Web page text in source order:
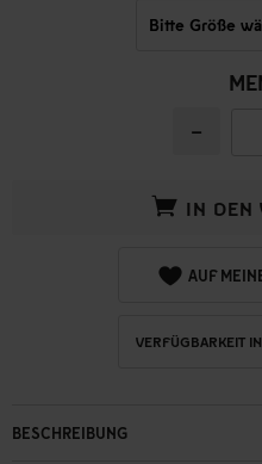
−
IN DEN
AUF
VERFÜGBARKEIT
BESCHREIBUNG